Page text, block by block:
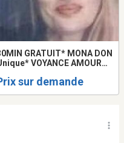
GRATUIT* MONA DON
VOYANCE AMOUR
Montréal LOVE
READING
sur demande